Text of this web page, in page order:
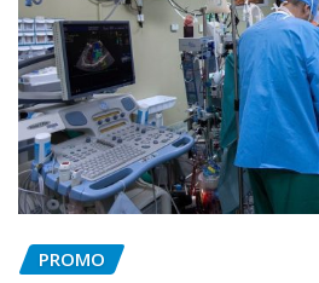
PROMO